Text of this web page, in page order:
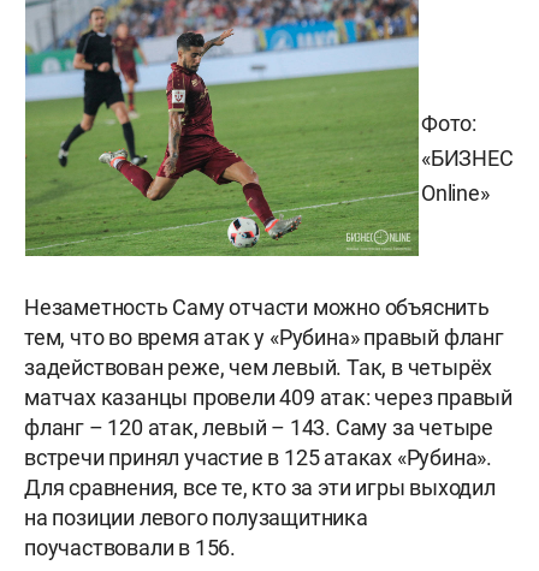
Фото:
«БИЗНЕС
Online»
Незаметность Саму отчасти можно объяснить
тем, что во время атак у «Рубина» правый фланг
задействован реже, чем левый. Так, в четырёх
матчах казанцы провели 409 атак: через правый
фланг – 120 атак, левый – 143. Саму за четыре
встречи принял участие в 125 атаках «Рубина».
Для сравнения, все те, кто за эти игры выходил
на позиции левого полузащитника
поучаствовали в 156.